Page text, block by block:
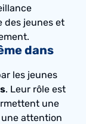
jeunes et
dans
les jeunes
. Leur rôle est
une
attention